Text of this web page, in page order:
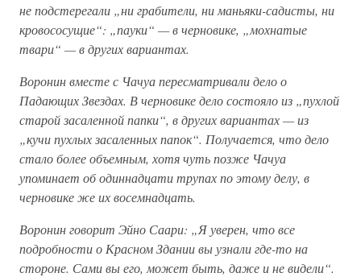
не подстерегали „ни грабители, ни маньяки-садисты, ни
кровососущие“: „пауки“ — в черновике, „мохнатые
твари“ — в других вариантах.
Воронин вместе с Чачуа пересматривали дело о
Падающих Звездах. В черновике дело состояло из „пухлой
старой засаленной папки“, в других вариантах — из
„кучи пухлых засаленных папок“. Получается, что дело
стало более объемным, хотя чуть позже Чачуа
упоминает об одиннадцати трупах по этому делу, в
черновике же их восемнадцать.
Воронин говорит Эйно Саари: „Я уверен, что все
подробности о Красном Здании вы узнали где-то на
стороне. Сами вы его, может быть, даже и не видели“.